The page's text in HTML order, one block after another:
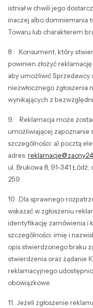
istniał w chwili jego
inaczej albo domniemania
Towaru lub charakterem
8. Konsument, który
powinien złożyć
aby umożliwić Sprzedawcy
niezwłocznego
wynikających z
9. Reklamacja może
umożliwiającej zapoznanie
szczególności: a) pocztą
adres:
ul. Brukowa 8, 91-341
259.
10. Dla sprawnego
wskazać w zgłoszeniu
identyfikację zamówienia i
szczególności: imię i
opis stwierdzonego braku
stwierdzenia oraz żądanie
reklamacyjnego
obowiązkowe.
11. Jeżeli zgłoszenie